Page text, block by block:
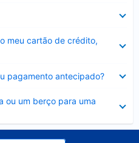
meu cartão de crédito,
pagamento antecipado?
ou um berço para uma